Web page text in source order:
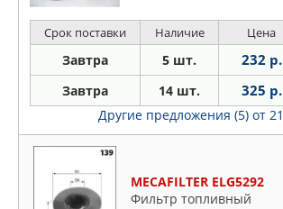
Срок поставки Наличие Цена
Завтра 5 шт. 232 р.
Завтра 14 шт. 325 р.
Другие предложения (5) от
MECAFILTER ELG5292
Фильтр топливный